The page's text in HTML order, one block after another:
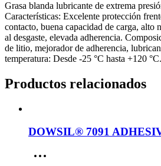
Grasa blanda lubricante de extrema
Características: Excelente protección
contacto, buena capacidad de carga, alto
al desgaste, elevada adherencia.
de litio, mejorador de adherencia,
temperatura: Desde -25 °C hasta +120 °C.
Productos relacionados
DOWSIL® 7091